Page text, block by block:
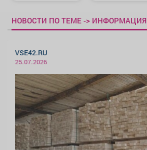
НОВОСТИ ПО ТЕМЕ -> ИНФОРМАЦИЯ
VSE42.RU
25.07.2026